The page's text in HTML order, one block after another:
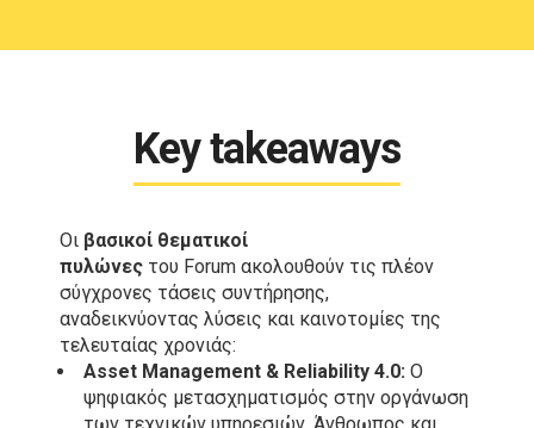
90
0
5
6
7
8
9
0
8
9
0
Key takeaways
Οι βασικοί θεματικοί
πυλώνες του Forum ακολουθούν τις πλέον
σύγχρονες τάσεις συντήρησης,
αναδεικνύοντας λύσεις και καινοτομίες της
τελευταίας χρονιάς:
Asset Management & Reliability 4.0: Ο
ψηφιακός μετασχηματισμός στην οργάνωση